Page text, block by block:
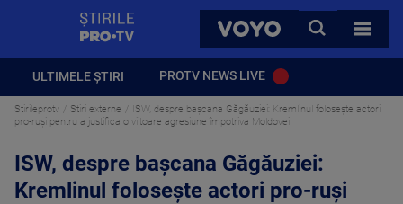
VOYO
CAUTA
TOATE
ULTIMELE ȘTIRI PROTV NEWS LIVE
Stirileprotv Stiri externe
ISW, despre bașcana Găgăuziei: Kremlinul folosește actori
pro-ruși pentru a justifica o viitoare agresiune împotriva Moldovei
ISW, despre bașcana Găgăuziei:
Kremlinul folosește actori pro-ruși